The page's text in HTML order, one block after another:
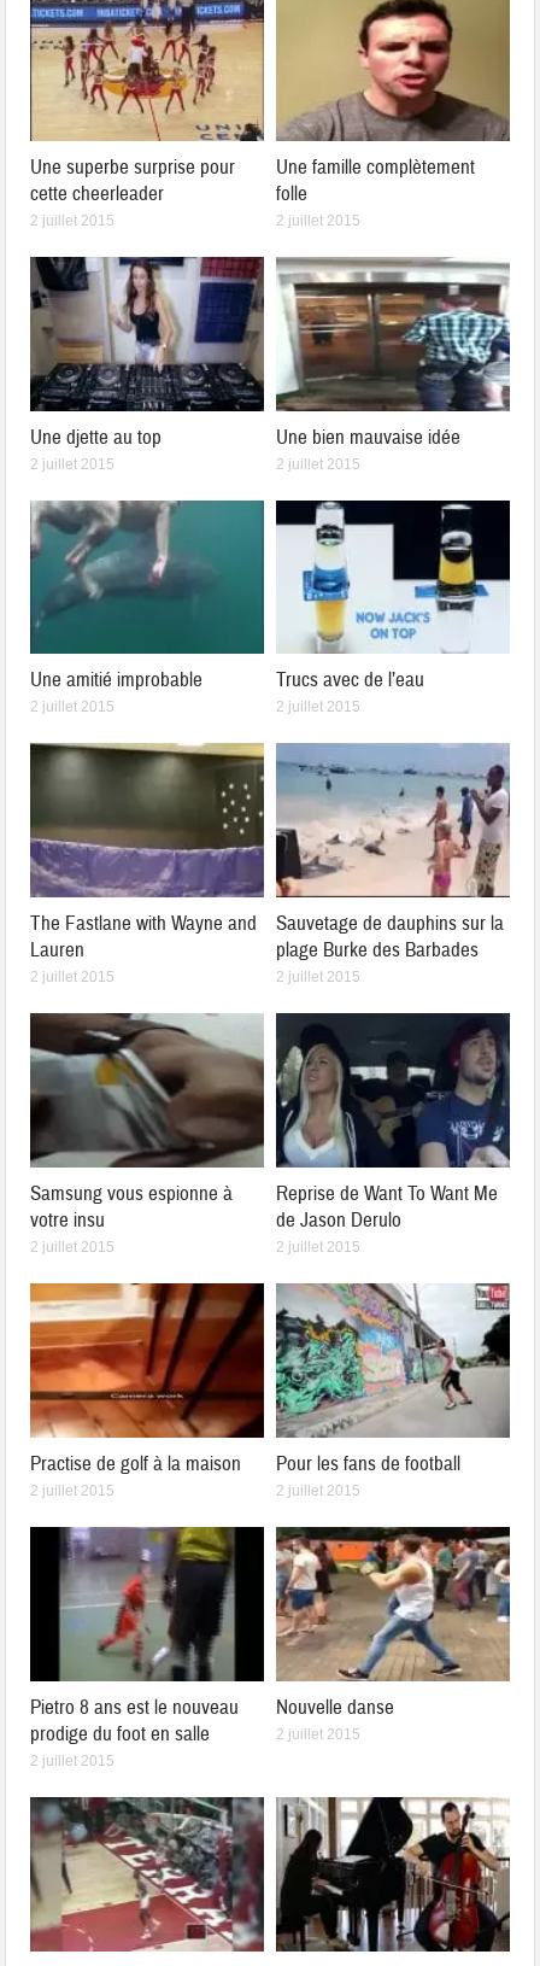
Une superbe surprise pour
cette cheerleader
2 juillet 2015
Une famille complètement
folle
2 juillet 2015
Une djette au top
2 juillet 2015
Une bien mauvaise idée
2 juillet 2015
Une amitié improbable
2 juillet 2015
Trucs avec de l’eau
2 juillet 2015
The Fastlane with Wayne and
Lauren
2 juillet 2015
Sauvetage de dauphins sur la
plage Burke des Barbades
2 juillet 2015
Samsung vous espionne à
votre insu
2 juillet 2015
Reprise de Want To Want Me
de Jason Derulo
2 juillet 2015
Practise de golf à la maison
2 juillet 2015
Pour les fans de football
2 juillet 2015
Pietro 8 ans est le nouveau
prodige du foot en salle
2 juillet 2015
Nouvelle danse
2 juillet 2015